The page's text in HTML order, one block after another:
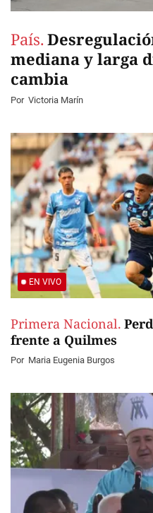
País.
mediana y larga
cambia
Por Victoria Marín
EN VIVO
Primera Nacional.
frente a Quilmes
Por Maria Eugenia Burgos